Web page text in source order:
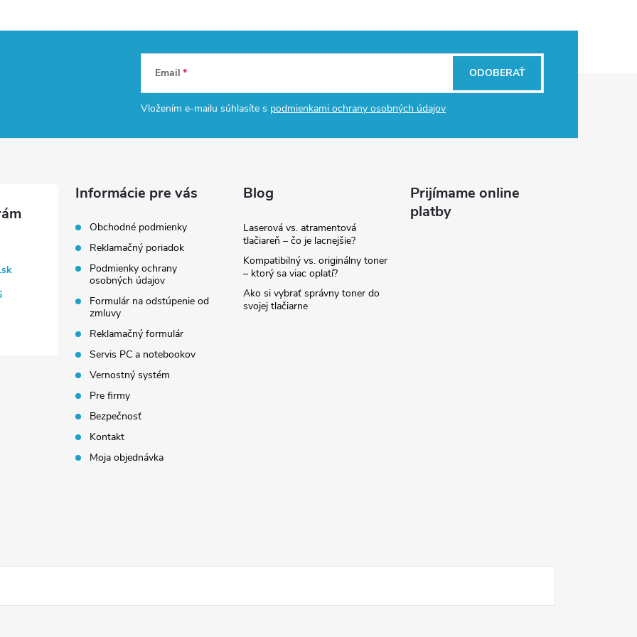
Email
Vložením e-mailu súhlasíte s podmienkami ochrany osobných údajov
ODOBERAŤ
Informácie pre vás
Obchodné podmienky
Reklamačný poriadok
Podmienky ochrany
osobných údajov
Formulár na odstúpenie od
zmluvy
Reklamačný formulár
Servis PC a notebookov
Vernostný systém
Pre firmy
Bezpečnosť
Kontakt
Moja objednávka
Blog
Laserová vs. atramentová
tlačiareň – čo je lacnejšie?
Kompatibilný vs. originálny toner
– ktorý sa viac oplatí?
Ako si vybrať správny toner do
svojej tlačiarne
Prijímame online
platby